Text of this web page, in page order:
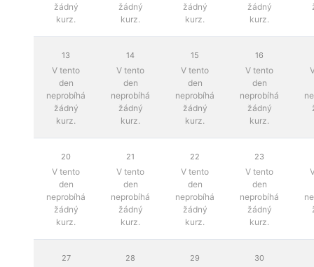
žádný
kurz.
žádný
kurz.
žádný
kurz.
žádný
kurz.
13
V tento
den
neprobíhá
žádný
kurz.
14
V tento
den
neprobíhá
žádný
kurz.
15
V tento
den
neprobíhá
žádný
kurz.
16
V tento
den
neprobíhá
žádný
kurz.
20
V tento
den
neprobíhá
žádný
kurz.
21
V tento
den
neprobíhá
žádný
kurz.
22
V tento
den
neprobíhá
žádný
kurz.
23
V tento
den
neprobíhá
žádný
kurz.
27 28 29 30